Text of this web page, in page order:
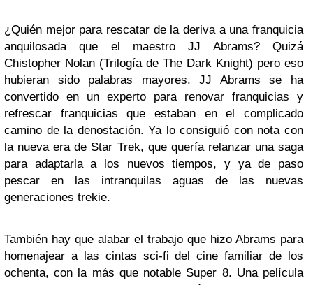
¿Quién mejor para rescatar de la deriva a una franquicia
anquilosada que el maestro JJ Abrams? Quizá
Chistopher Nolan (Trilogía de The Dark Knight) pero eso
hubieran sido palabras mayores.JJ Abrams se ha
convertido en un experto para renovar franquicias y
refrescar franquicias que estaban en el complicado
camino de la denostación. Ya lo consiguió con nota con
la nueva era de Star Trek, que quería relanzar una saga
para adaptarla a los nuevos tiempos, y ya de paso
pescar en las intranquilas aguas de las nuevas
generaciones trekie.
También hay que alabar el trabajo que hizo Abrams para
homenajear a las cintas sci-fi del cine familiar de los
ochenta, con la más que notable Super 8. Una película